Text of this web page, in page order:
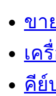
ขา
เค
คีย์